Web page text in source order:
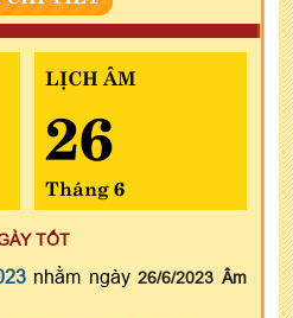
LỊCH ÂM
26
Tháng 6
TỐT
nhằm ngày26/6/2023 Âm